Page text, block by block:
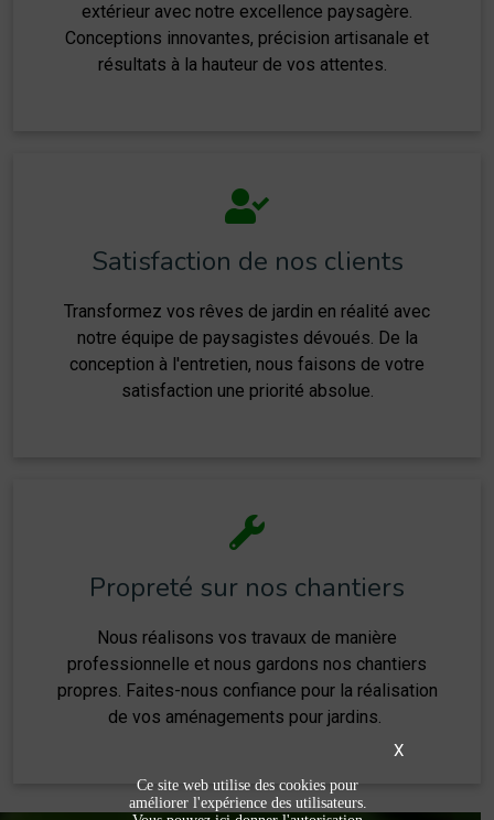
extérieur avec notre excellence paysagère.
Conceptions innovantes, précision artisanale et
résultats à la hauteur de vos attentes.
Satisfaction de nos clients
Transformez vos rêves de jardin en réalité avec
notre équipe de paysagistes dévoués. De la
conception à l'entretien, nous faisons de votre
satisfaction une priorité absolue.
Propreté sur nos chantiers
Nous réalisons vos travaux de manière
professionnelle et nous gardons nos chantiers
propres. Faites-nous confiance pour la réalisation
de vos aménagements pour jardins.
X
Ce site web utilise des cookies pour
améliorer l'expérience des utilisateurs.